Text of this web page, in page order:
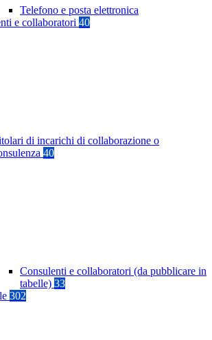
Telefono e posta elettronica
e collaboratori 40
di incarichi di collaborazione o
40
Consulenti e collaboratori (da pubblicare in
tabelle) 33
302